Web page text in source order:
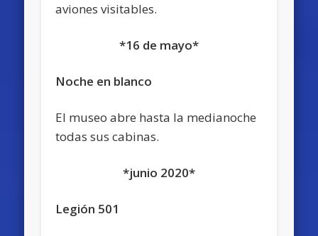
aviones visitables.
*16 de mayo*
Noche en blanco
El museo abre hasta la medianoche
todas sus cabinas.
*junio 2020*
Legión 501